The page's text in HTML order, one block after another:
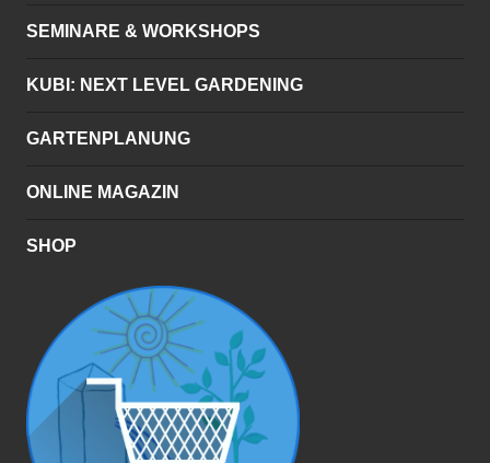
SEMINARE & WORKSHOPS
KUBI: NEXT LEVEL GARDENING
GARTENPLANUNG
ONLINE MAGAZIN
SHOP